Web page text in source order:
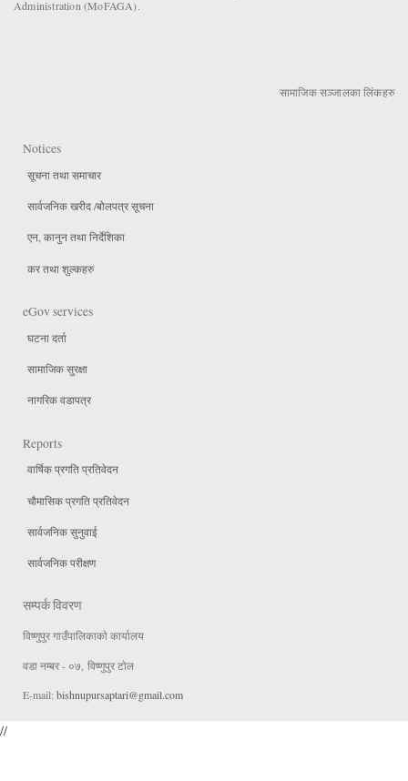
Administration (MoFAGA).
सामाजिक सञ्जालका लिंकहरु
Notices
सूचना तथा समाचार
सार्वजनिक खरीद /बोलपत्र सूचना
एन, कानुन तथा निर्देशिका
कर तथा शुल्कहरु
eGov services
घटना दर्ता
सामाजिक सुरक्षा
नागरिक वडापत्र
Reports
वार्षिक प्रगति प्रतिवेदन
चौमासिक प्रगति प्रतिवेदन
सार्वजनिक सुनुवाई
सार्वजनिक परीक्षण
सम्पर्क विवरण
विष्णुपुर गाउँपालिकाकाे कार्यालय
वडा न‌म्बर - ०७, विष्णुपुर टाेल
E-mail: bishnupursaptari@gmail.com
//